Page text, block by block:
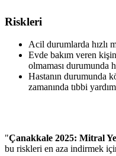
Riskleri
Acil durumlarda hızlı
Evde bakım veren
olmaması durumunda
Hastanın durumunda
zamanında tıbbi
"Çanakkale 2025: Mitral
bu riskleri en aza indirmek